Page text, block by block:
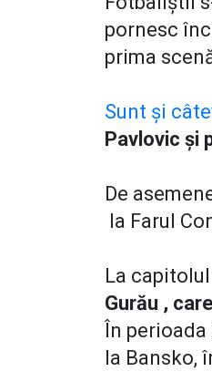
pornesc
prima
Sunt și
Pavlovic și
De
la Farul
La
Gurău ,
În
la Bansko,